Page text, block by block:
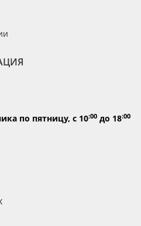
по пятницу, с 10:00 до 18:00